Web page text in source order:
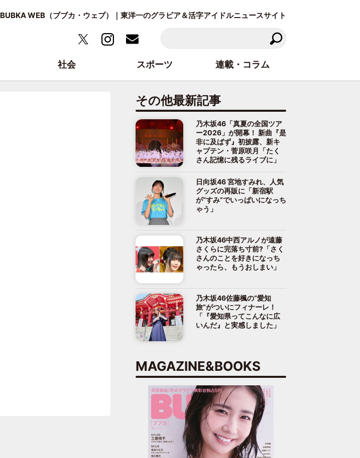
BUBKA WEB（ブブカ・ウェブ）｜東洋一のグラビア＆活字アイドルニュースサイト
その他最新記事
乃木坂46「真夏の全国ツア
ー2026」が開幕！ 新曲『是
非に及ばず』初披露、新キ
ャプテン・菅原咲月「たく
さん記憶に残るライブに」
日向坂46 宮地すみれ、人気
グッズの再販に「新宿駅
が“すみ”でいっぱいになっち
ゃう」
乃木坂46中西アルノが遠藤
さくらに完落ち寸前?「さく
さんのことを好きになっち
ゃったら、もうおしまい」
乃木坂46佐藤楓の“愛知
旅”がついにフィナーレ！
「『愛知県ってこんなに広
いんだ』と実感しました」
MAGAZINE&BOOKS
社会 スポーツ 連載・コラム